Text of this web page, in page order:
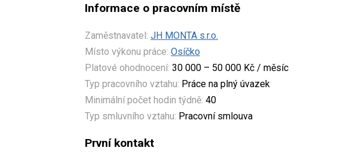
Informace o pracovním místě
Zaměstnavatel: JH MONTA s.r.o.
Místo výkonu práce: Osíčko
Platové ohodnocení: 30 000 – 50 000 Kč / měsíc
Typ pracovního vztahu: Práce na plný úvazek
Minimální počet hodin týdně: 40
Typ smluvního vztahu: Pracovní smlouva
První kontakt